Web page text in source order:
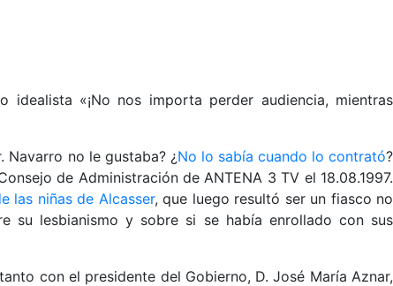
idealista «¡No nos importa perder audiencia, mientras
Navarro no le gustaba? ¿No lo sabía cuando lo contrató?
de Administración de ANTENA 3 TV el 18.08.1997.
las niñas de Alcasser, que luego resultó ser un fiasco no
su lesbianismo y sobre si se había enrollado con sus
con el presidente del Gobierno, D. José María Aznar,